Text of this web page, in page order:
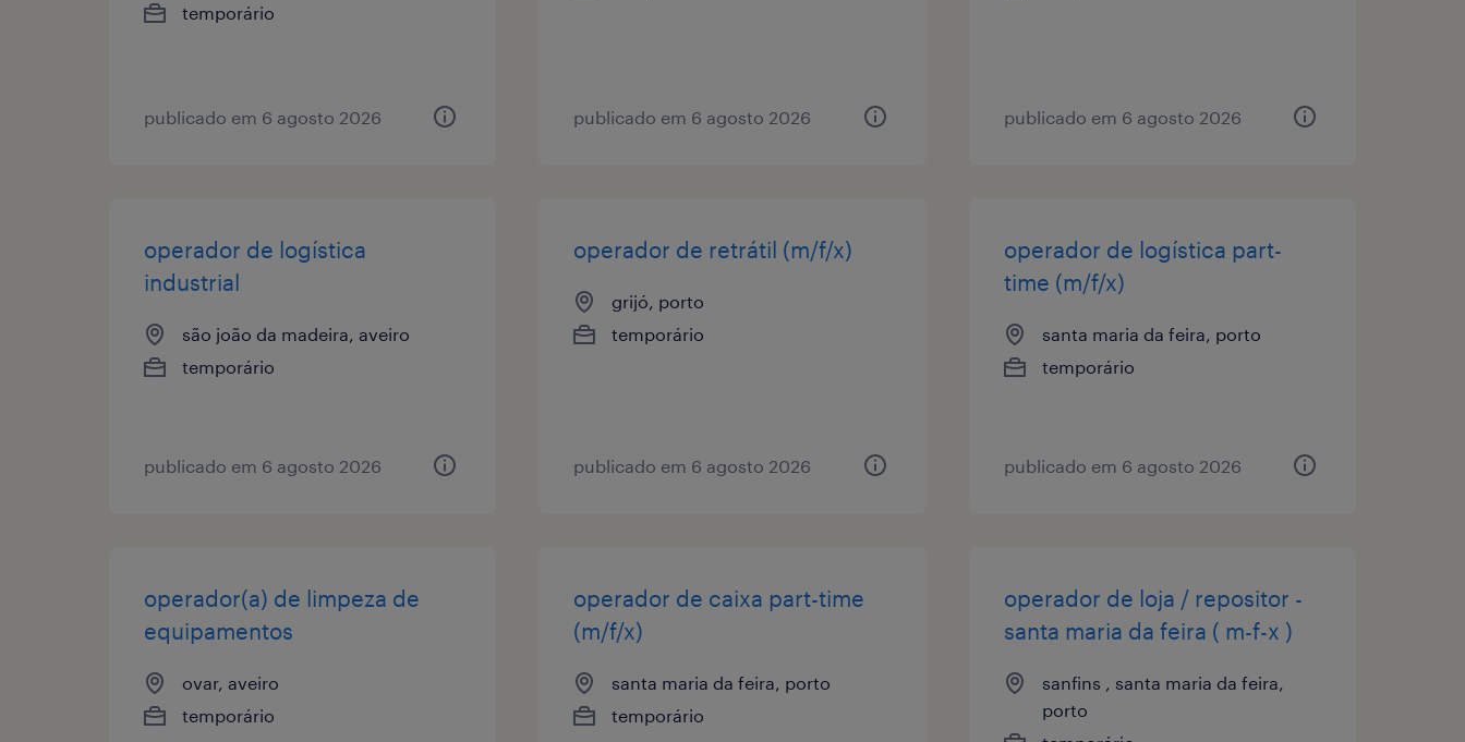
temporário
publicado em 6 agosto 2026 publicado em 6 agosto 2026 publicado em 6 agosto 2026
operador de logística
industrial
são joão da madeira, aveiro
temporário
publicado em 6 agosto 2026
operador de retrátil (m/f/x)
grijó, porto
temporário
publicado em 6 agosto 2026
operador de logística part-
time (m/f/x)
santa maria da feira, porto
temporário
publicado em 6 agosto 2026
operador(a) de limpeza de
equipamentos
ovar, aveiro
temporário
operador de caixa part-time
(m/f/x)
santa maria da feira, porto
temporário
operador de loja / repositor -
santa maria da feira ( m-f-x )
sanfins , santa maria da feira,
porto